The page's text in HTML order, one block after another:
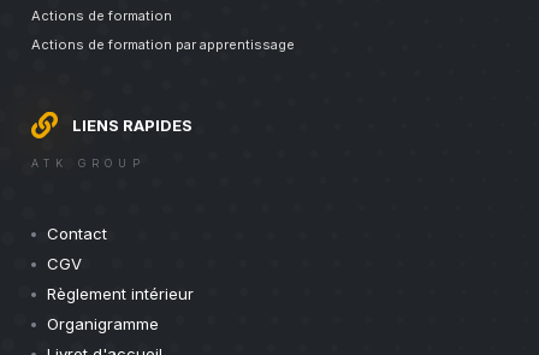
Actions de formation
Actions de formation par apprentissage
LIENS RAPIDES
ATK GROUP
Contact
CGV
Règlement intérieur
Organigramme